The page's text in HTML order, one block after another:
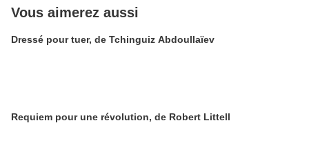
Vous aimerez aussi
Dressé pour tuer, de Tchinguiz Abdoullaïev
Requiem pour une révolution, de Robert Littell